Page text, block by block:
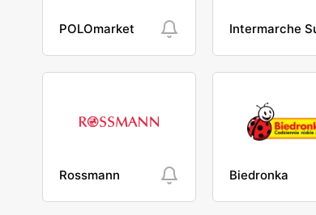
POLOmarket
Rossmann Biedronka